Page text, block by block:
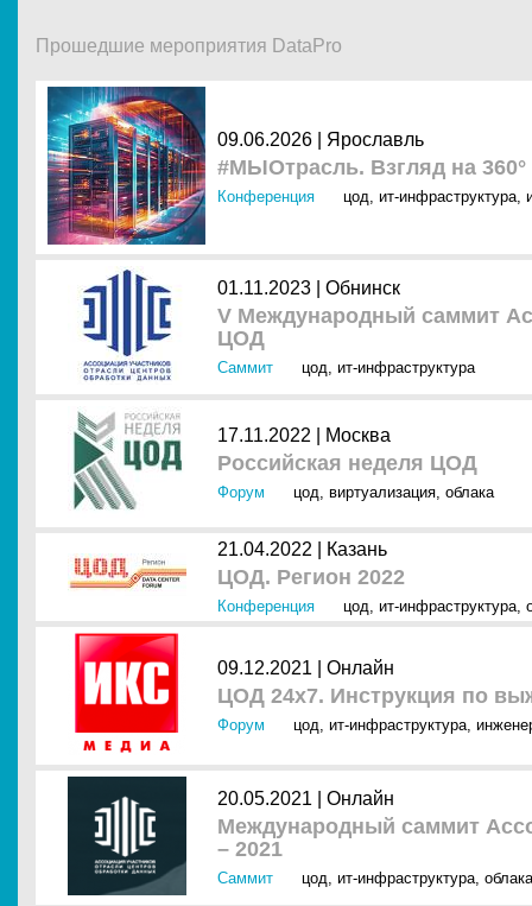
Прошедшие мероприятия DataPro
09.06.2026 | Ярославль
#МЫОтрасль. Взгляд на 360°
Конференция цод, ит-инфраструктура,
01.11.2023 | Обнинск
V Международный саммит
ЦОД
Саммит цод, ит-инфраструктура
17.11.2022 | Москва
Российская неделя ЦОД
Форум цод, виртуализация, облака
21.04.2022 | Казань
ЦОД. Регион 2022
Конференция цод, ит-инфраструктура,
09.12.2021 | Онлайн
ЦОД 24х7. Инструкция по
Форум цод, ит-инфраструктура,
20.05.2021 | Онлайн
Международный саммит
– 2021
Саммит цод, ит-инфраструктура, облака